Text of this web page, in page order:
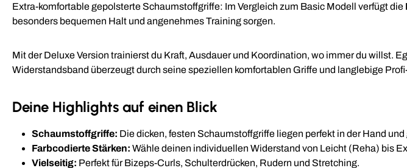
Extra-komfortable gepolsterte Schaumstoffgriffe: Im Vergleich zum Basic Modell verfügt die
besonders bequemen Halt und angenehmes Training sorgen.
Mit der Deluxe Version trainierst du Kraft, Ausdauer und Koordination, wo immer du willst.
Widerstandsband überzeugt durch seine speziellen komfortablen Griffe und langlebige
Deine Highlights auf einen Blick
Schaumstoffgriffe: Die dicken, festen Schaumstoffgriffe liegen perfekt in der Hand
Farbcodierte Stärken: Wähle deinen individuellen Widerstand von Leicht (Reha) bis
Vielseitig: Perfekt für Bizeps-Curls, Schulterdrücken, Rudern und Stretching.